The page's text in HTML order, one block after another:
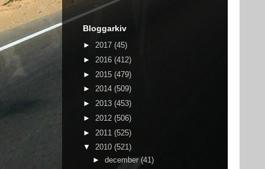
Bloggarkiv
► 2017 (45)
► 2016 (412)
► 2015 (479)
► 2014 (509)
► 2013 (453)
► 2012 (506)
► 2011 (525)
▼ 2010 (521)
► december (41)